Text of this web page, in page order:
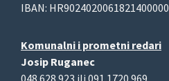
IBAN: HR9024020061821400000
Komunalni i prometni redari
Josip Ruganec